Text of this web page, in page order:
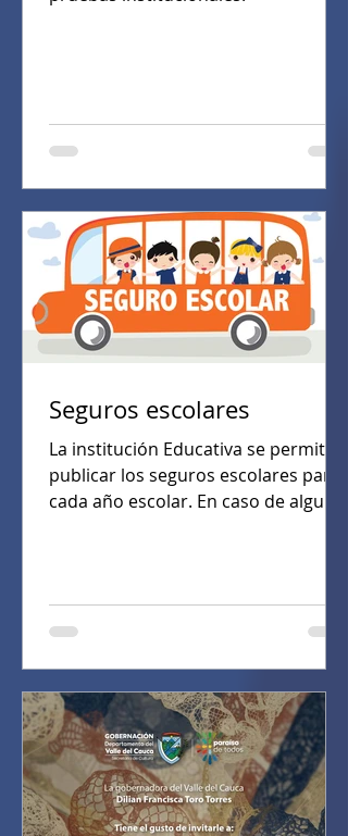
Seguros escolares
La institución Educativa se permite
publicar los seguros escolares para
cada año escolar. En caso de alguna
puede tener actualizaciones que
serán publicadas en este mismo
febrero - 2026 2026 10- febrero -
2026